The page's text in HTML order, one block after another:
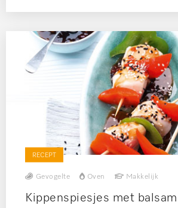
RECEPT
Gevogelte Oven Makkelijk
Kippenspiesjes met